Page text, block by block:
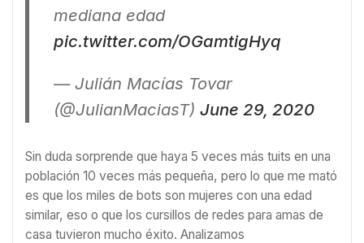
mediana edad
pic.twitter.com/OGamtigHyq
— Julián Macías Tovar
(@JulianMaciasT) June 29, 2020
Sin duda sorprende que haya 5 veces más tuits en una
población 10 veces más pequeña, pero lo que me mató
es que los miles de bots son mujeres con una edad
similar, eso o que los cursillos de redes para amas de
casa tuvieron mucho éxito. Analizamos